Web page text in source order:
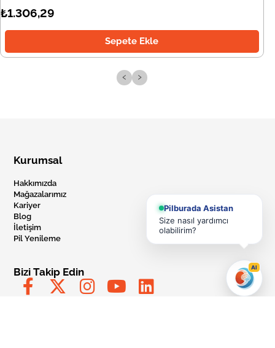
₺1.306,29
Sepete Ekle
‹ ›
Kurumsal
Hakkımızda
Mağazalarımız
Kariyer
Blog
İletişim
Pil Yenileme
Bizi Takip Edin
Pilburada Asistan
Size nasıl yardımcı
olabilirim?
AI